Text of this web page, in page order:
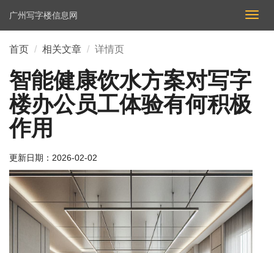
切
换
广州写字楼信息网
首页 相关文章 详情页
智能健康饮水方案对写字
楼办公员工体验有何积极
作用
更新日期： 2026-02-02